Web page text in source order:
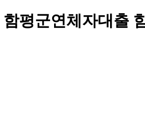
평군연체자대출